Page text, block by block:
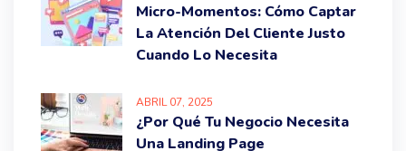
Micro-Momentos: Cómo Captar
La Atención Del Cliente Justo
Cuando Lo Necesita
ABRIL07, 2025
¿Por Qué Tu Negocio Necesita
Una Landing Page